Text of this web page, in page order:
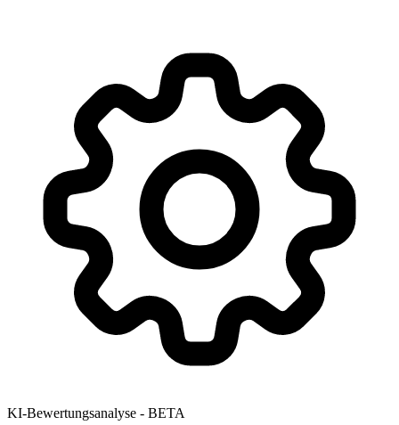
KI-Bewertungsanalyse - BETA